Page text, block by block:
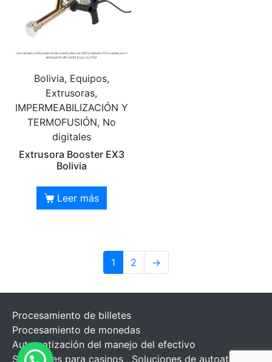
Bolivia, Equipos,
Extrusoras,
IMPERMEABILIZACIÓN Y
TERMOFUSIÓN, No
digitales
Extrusora Booster EX3
Bolivia
Leer más
1 2 →
Procesamiento de billetes
Procesamiento de monedas
Automatización del manejo del efectivo
Soluciones para casinos
Soluciones de autoatención